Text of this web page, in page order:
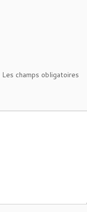
Les champs obligatoires